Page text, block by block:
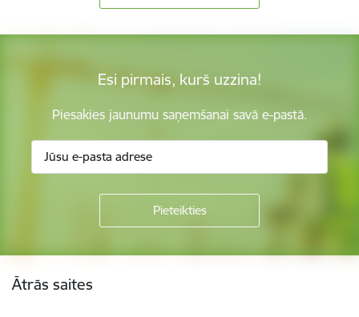
Esi pirmais, kurš uzzina!
Piesakies jaunumu saņemšanai savā e-pastā.
Kājene
Ātrās saites